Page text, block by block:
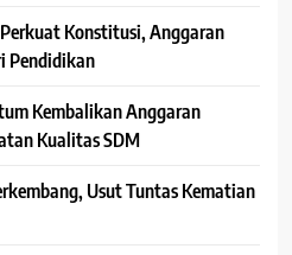
Konstitusi, Anggaran
Pendidikan
Kembalikan Anggaran
Kualitas SDM
Usut Tuntas Kematian